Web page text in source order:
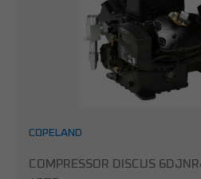
COPELAND
COMPRESSOR DISCUS